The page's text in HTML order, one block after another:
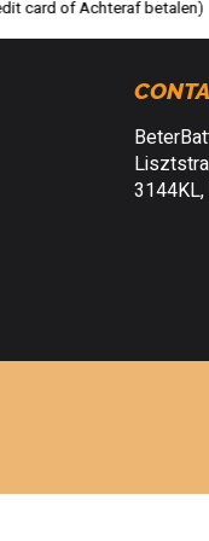
verzenden vanaf € 30,-